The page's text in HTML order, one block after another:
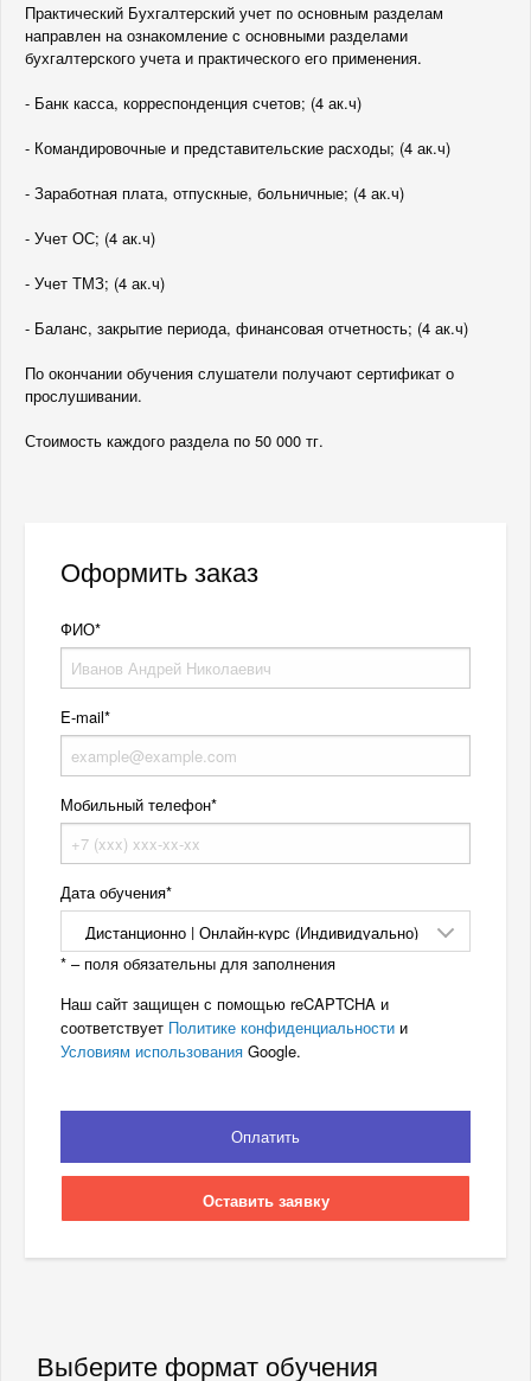
Практический Бухгалтерский учет по основным разделам
направлен на ознакомление с основными разделами
бухгалтерского учета и практического его применения.
- Банк касса, корреспонденция счетов; (4 ак.ч)
- Командировочные и представительские расходы; (4 ак.ч)
- Заработная плата, отпускные, больничные; (4 ак.ч)
- Учет ОС; (4 ак.ч)
- Учет ТМЗ; (4 ак.ч)
- Баланс, закрытие периода, финансовая отчетность; (4 ак.ч)
По окончании обучения слушатели получают сертификат о
прослушивании.
Стоимость каждого раздела по 50 000 тг.
Оформить заказ
ФИО
E-mail
Мобильный телефон
Дата обучения
* – поля обязательны для заполнения
Наш сайт защищен с помощью reCAPTCHA и
соответствует Политике конфиденциальности и
Условиям использования Google.
Оплатить
Оставить заявку
Выберите формат обучения